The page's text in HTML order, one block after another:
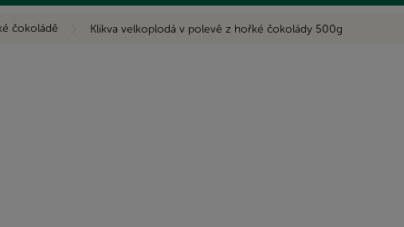
čokoládě Klikva velkoplodá v polevě z hořké čokolády 500g